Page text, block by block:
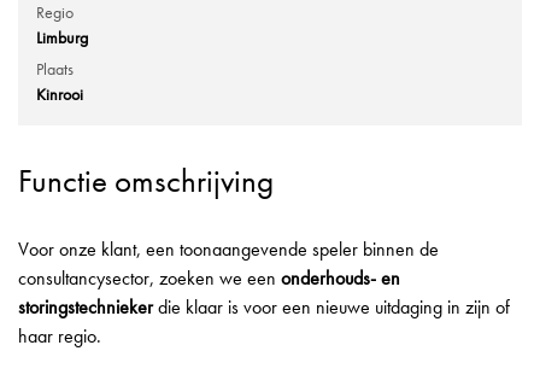
Regio
Limburg
Plaats
Kinrooi
Functie omschrijving
Voor onze klant, een toonaangevende speler binnen de
consultancysector, zoeken we een onderhouds- en
storingstechniekerdie klaar is voor een nieuwe uitdaging in zijn of
haar regio.